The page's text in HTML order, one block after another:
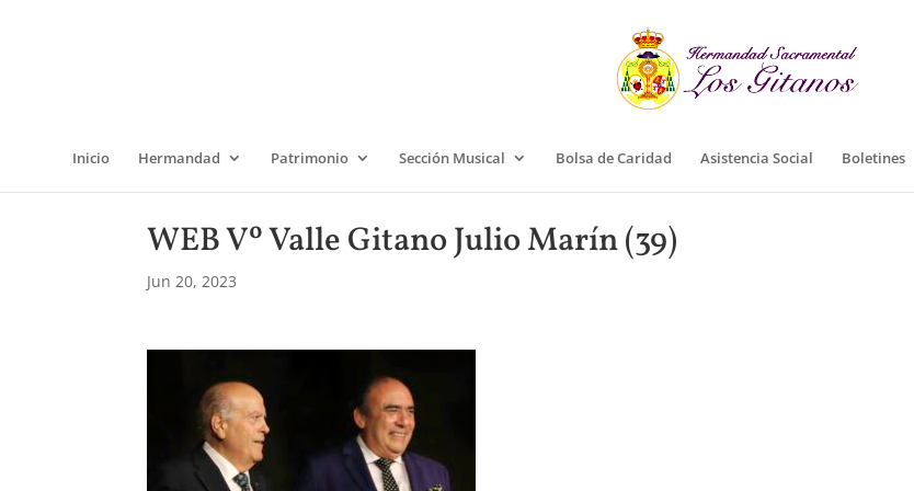
Inicio Hermandad Patrimonio Sección Musical Bolsa de Caridad Asistencia Social Boletines
WEB Vº Valle Gitano Julio Marín (39)
Jun 20, 2023